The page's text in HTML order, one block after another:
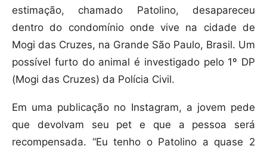
estimação, chamado Patolino, desapareceu
dentro do condomínio onde vive na cidade de
Mogi das Cruzes, na Grande São Paulo, Brasil. Um
possível furto do animal é investigado pelo 1º DP
(Mogi das Cruzes) da Polícia Civil.
Em uma publicação no Instagram, a jovem pede
que devolvam seu pet e que a pessoa será
recompensada. “Eu tenho o Patolino a quase 2